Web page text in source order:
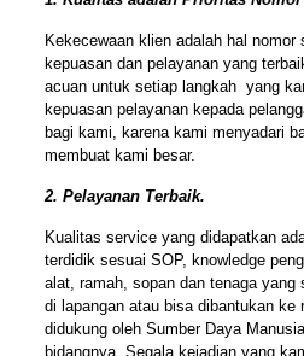
Kekecewaan klien adalah hal nomor
kepuasan dan pelayanan yang
acuan untuk setiap langkah yang
kepuasan pelayanan kepada
bagi kami, karena kami menyadari
membuat kami besar.
2. Pelayanan Terbaik.
Kualitas service yang didapatkan
terdidik sesuai SOP, knowledge
alat, ramah, sopan dan tenaga yang
di lapangan atau bisa dibantukan ke
didukung oleh Sumber Daya
bidangnya. Segala kejadian yang